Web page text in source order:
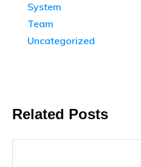
System
Team
Uncategorized
Related Posts